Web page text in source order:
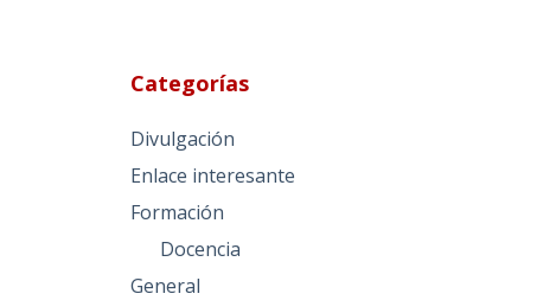
Categorías
Divulgación
Enlace interesante
Formación
Docencia
General